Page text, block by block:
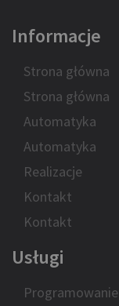
Informacje
Strona główna
Strona główna
Automatyka
Automatyka
Realizacje
Kontakt
Kontakt
Usługi
Programowanie